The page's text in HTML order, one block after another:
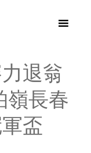
退翁
嶺長春
盃